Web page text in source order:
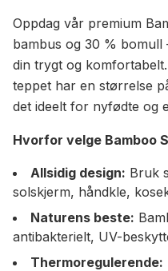
Oppdag vår premium
bambus og 30 %
din trygt og
teppet har en størrelse
det ideelt for nyfødte og
Hvorfor velge Bamboo
Allsidig design: Bruk
solskjerm, håndkle,
Naturens beste:
antibakterielt, UV-
Thermoregulerende: